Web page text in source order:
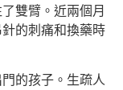
雙臂。近兩個月
的刺痛和換藥時
的孩子。生疏人